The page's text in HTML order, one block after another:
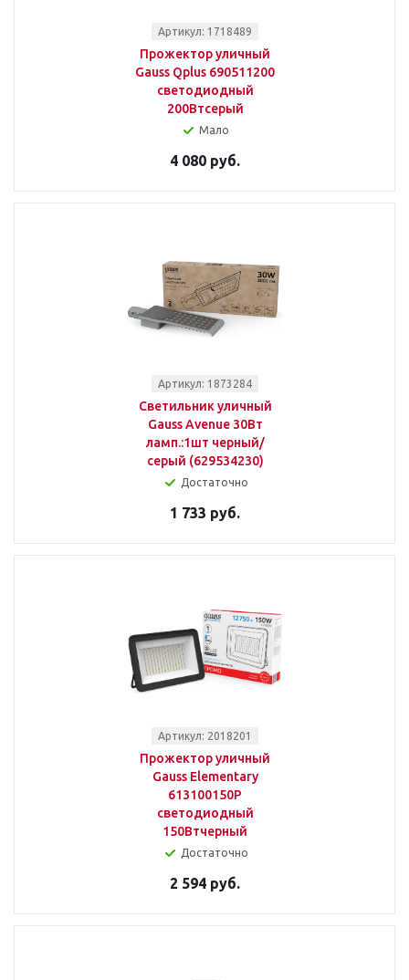
Артикул: 1718489
Прожектор уличный
Gauss Qplus 690511200
светодиодный
200Втсерый
Мало
4 080 руб.
Артикул: 1873284
Светильник уличный
Gauss Avenue 30Вт
ламп.:1шт черный/
серый (629534230)
Достаточно
1 733 руб.
Артикул: 2018201
Прожектор уличный
Gauss Elementary
613100150P
светодиодный
150Втчерный
Достаточно
2 594 руб.